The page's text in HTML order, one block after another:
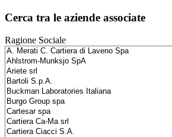
Cerca tra le aziende associate
Ragione Sociale